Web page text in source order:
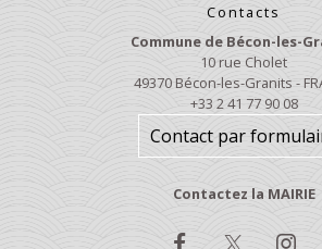
Contacts
Commune de Bécon-les-
10 rue Cholet
49370 Bécon-les-Granits -
+33 2 41 77 90 08
Contact par
Contactez la MAIRIE